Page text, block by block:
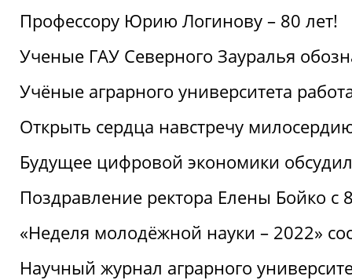
Профессору Юрию Логинову – 80 лет!
Ученые ГАУ Северного Зауралья
Учёные аграрного университета
Открыть сердца навстречу
Будущее цифровой экономики
Поздравление ректора Елены Бойко с
«Неделя молодёжной науки – 2022»
Научный журнал аграрного